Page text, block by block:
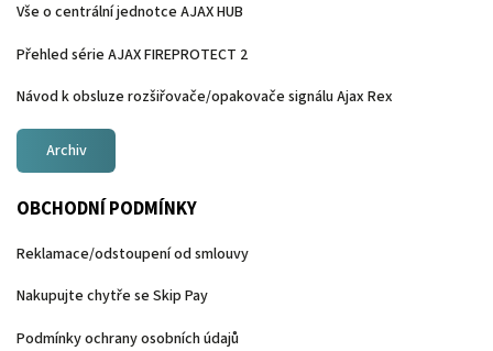
Vše o centrální jednotce AJAX HUB
Přehled série AJAX FIREPROTECT 2
Návod k obsluze rozšiřovače/opakovače signálu Ajax Rex
Archiv
OBCHODNÍ PODMÍNKY
Reklamace/odstoupení od smlouvy
Nakupujte chytře se Skip Pay
Podmínky ochrany osobních údajů